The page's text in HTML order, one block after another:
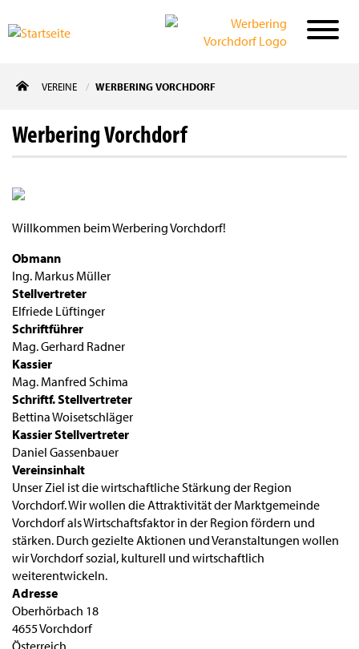
zum
VEREINE WERBERING VORCHDORF
Werbering Vorchdorf
Willkommen beim Werbering Vorchdorf!
Obmann
Ing. Markus Müller
Stellvertreter
Elfriede Lüftinger
Schriftführer
Mag. Gerhard Radner
Kassier
Mag. Manfred Schima
Schriftf. Stellvertreter
Bettina Woisetschläger
Kassier Stellvertreter
Daniel Gassenbauer
Vereinsinhalt
Unser Ziel ist die wirtschaftliche Stärkung der Region
Vorchdorf. Wir wollen die Attraktivität der Marktgemeinde
Vorchdorf als Wirtschaftsfaktor in der Region fördern und
stärken. Durch gezielte Aktionen und Veranstaltungen wollen
wir Vorchdorf sozial, kulturell und wirtschaftlich
weiterentwickeln.
Adresse
Oberhörbach 18
4655Vorchdorf
Österreich